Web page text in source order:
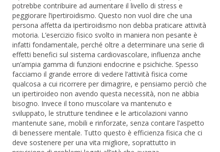
potrebbe contribuire ad aumentare il livello di stress e
peggiorare l’ipertiroidismo. Questo non vuol dire che una
persona affetta da ipertiroidismo non debba praticare attività
motoria. L’esercizio fisico svolto in maniera non pesante è
infatti fondamentale, perché oltre a determinare una serie di
effetti benefici sul sistema cardiovascolare, influenza anche
un’ampia gamma di funzioni endocrine e psichiche. Spesso
facciamo il grande errore di vedere l’attività fisica come
qualcosa a cui ricorrere per dimagrire, e pensiamo perciò che
un ipertiroideo non avendo questa necessità, non ne abbia
bisogno. Invece il tono muscolare va mantenuto e
sviluppato, le strutture tendinee e le articolazioni vanno
mantenute sane, mobili e rinforzate, senza contare l’aspetto
di benessere mentale. Tutto questo è efficienza fisica che ci
deve sostenere per una vita migliore, soprattutto in